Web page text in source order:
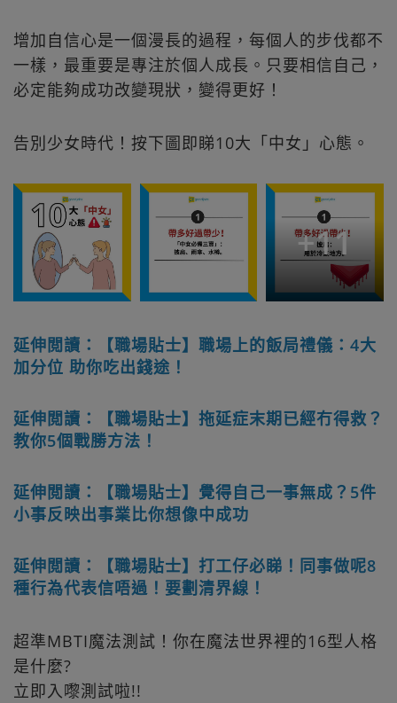
增加自信心是一個漫長的過程，每個人的步伐都不
一樣，最重要是專注於個人成長。只要相信自己，
必定能夠成功改變現狀，變得更好！
告別少女時代！按下圖即睇10大「中女」心態。
+11
延伸閲讀：【職場貼士】職場上的飯局禮儀：4大
加分位 助你吃出錢途！
延伸閲讀：【職場貼士】拖延症末期已經冇得救？
教你5個戰勝方法！
延伸閲讀：【職場貼士】覺得自己一事無成？5件
小事反映出事業比你想像中成功
延伸閲讀：【職場貼士】打工仔必睇！同事做呢8
種行為代表信唔過！要劃清界線！
超準MBTI魔法測試！你在魔法世界裡的16型人格
是什麼?
立即入嚟測試啦!!